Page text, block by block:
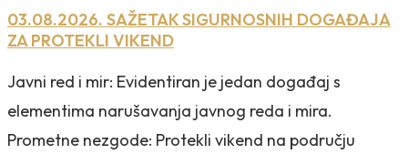
03.08.2026. SAŽETAK SIGURNOSNIH DOGAĐAJA
ZA PROTEKLI VIKEND
Javni red i mir: Evidentiran je jedan događaj s
elementima narušavanja javnog reda i mira.
Prometne nezgode: Protekli vikend na području